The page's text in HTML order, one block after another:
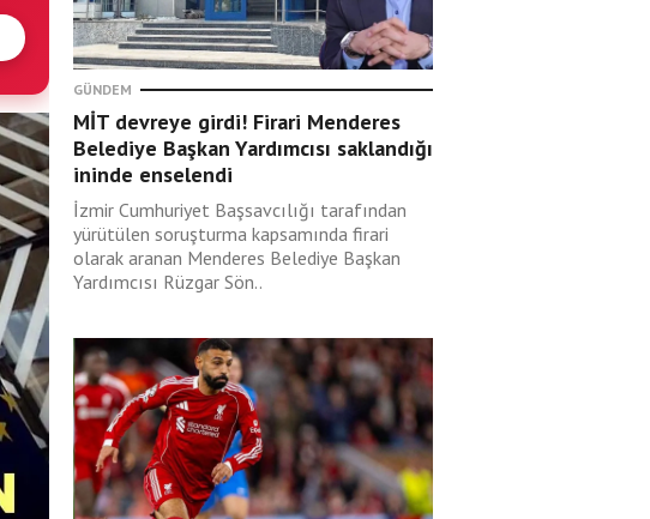
GÜNDEM
MİT devreye girdi! Firari Menderes
Belediye Başkan Yardımcısı saklandığı
ininde enselendi
İzmir Cumhuriyet Başsavcılığı tarafından
yürütülen soruşturma kapsamında firari
olarak aranan Menderes Belediye Başkan
Yardımcısı Rüzgar Sön..